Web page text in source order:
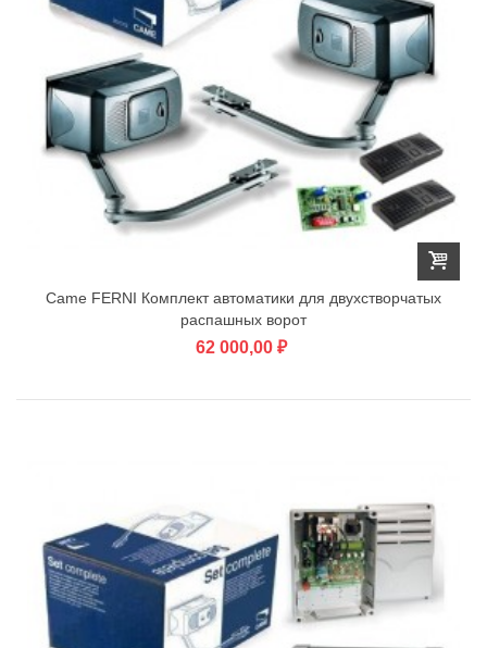
Came FERNI Комплект автоматики для двухстворчатых
распашных ворот
62 000,00 ₽